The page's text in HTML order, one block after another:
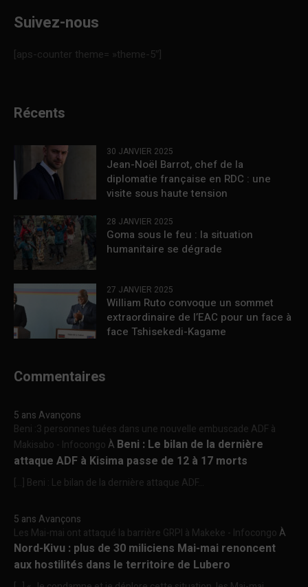
Suivez-nous
[aps-counter theme= »theme-5″]
Récents
30 JANVIER 2025
Jean-Noël Barrot, chef de la
diplomatie française en RDC : une
visite sous haute tension
28 JANVIER 2025
Goma sous le feu : la situation
humanitaire se dégrade
27 JANVIER 2025
William Ruto convoque un sommet
extraordinaire de l’EAC pour un face à
face Tshisekedi-Kagame
Commentaires
5 ans Avançons
Beni :3 personnes tuées dans une nouvelle embuscade ADF à
Makisabo - InfocongoÀ Beni : Le bilan de la dernière
attaque ADF à Kisima passe de 12 à 17 morts
[…] Beni : Le bilan de la dernière attaque ADF...
5 ans Avançons
Les Mai-mai ont attaqué la barrière GRPI à Makeke - InfocongoÀ
Nord-Kivu : plus de 30 miliciens Mai-mai renoncent
aux hostilités dans le territoire de Lubero